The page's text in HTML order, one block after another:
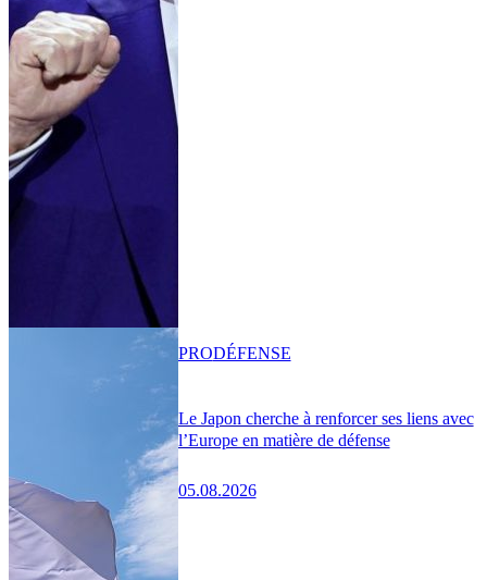
Le Japon cherche à renforcer ses liens avec
l’Europe en matière de défense
05.08.2026
PRODÉFENSE